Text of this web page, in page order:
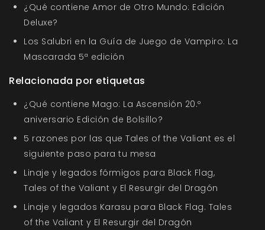
¿Qué contiene Amor de Otro Mundo: Edición
Deluxe?
Los Salubri en la Guía de Juego de Vampiro: La
Mascarada 5ª edición
Relacionada por etiquetas
¿Qué contiene Mago: La Ascensión 20.º
aniversario Edición de Bolsillo?
5 razones por las que Tales of the Valiant es el
siguiente paso para tu mesa
Linaje y legados fórmigos para Black Flag,
Tales of the Valiant y El Resurgir del Dragón
Linaje y legados Karasu para Black Flag. Tales
of the Valiant y El Resurgir del Dragón